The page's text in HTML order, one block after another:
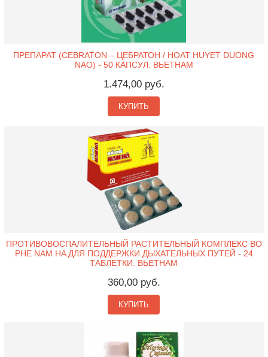
ПРЕПАРАТ (CEBRATON – ЦЕБРАТОН / HOAT HUYET DUONG
NAO) - 50 КАПСУЛ. ВЬЕТНАМ
1.474,00 руб.
КУПИТЬ
ПРОТИВОВОСПАЛИТЕЛЬНЫЙ РАСТИТЕЛЬНЫЙ КОМПЛЕКС BO
PHE NAM HA ДЛЯ ПОДДЕРЖКИ ДЫХАТЕЛЬНЫХ ПУТЕЙ - 24
ТАБЛЕТКИ. ВЬЕТНАМ
360,00 руб.
КУПИТЬ